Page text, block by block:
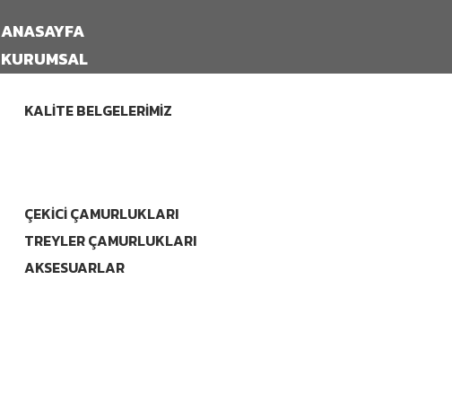
ANASAYFA
KURUMSAL
KALİTE BELGELERİMİZ
ÇEKICI ÇAMURLUKLARI
TREYLER ÇAMURLUKLARI
AKSESUARLAR